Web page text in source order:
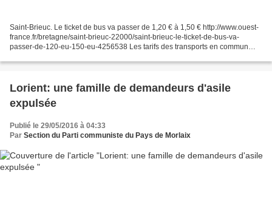
Saint-Brieuc. Le ticket de bus va passer de 1,20 € à 1,50 € http://www.ouest-
france.fr/bretagne/saint-brieuc-22000/saint-brieuc-le-ticket-de-bus-va-
passer-de-120-eu-150-eu-4256538 Les tarifs des transports en commun
Lorient: une famille de demandeurs d'asile
expulsée
Publié le 29/05/2016 à 04:33
Par Section du Parti communiste du Pays de Morlaix